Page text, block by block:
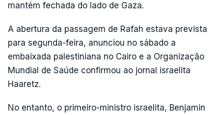
mantém fechada do lado de Gaza.
A abertura da passagem de Rafah estava prevista
para segunda-feira, anunciou no sábado a
embaixada palestiniana no Cairo e a Organização
Mundial de Saúde confirmou ao jornal israelita
Haaretz.
No entanto, o primeiro-ministro israelita, Benjamin